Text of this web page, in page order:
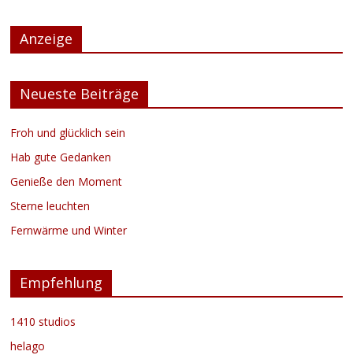
Anzeige
Neueste Beiträge
Froh und glücklich sein
Hab gute Gedanken
Genieße den Moment
Sterne leuchten
Fernwärme und Winter
Empfehlung
1410 studios
helago